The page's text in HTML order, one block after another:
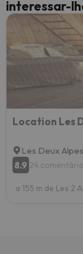
interessar-
Location Les
Les Deux Alpes
8.9 24
a 155 m de Les 2